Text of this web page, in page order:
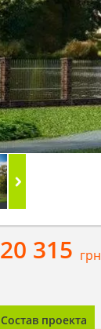
20 315 грн
Состав проекта